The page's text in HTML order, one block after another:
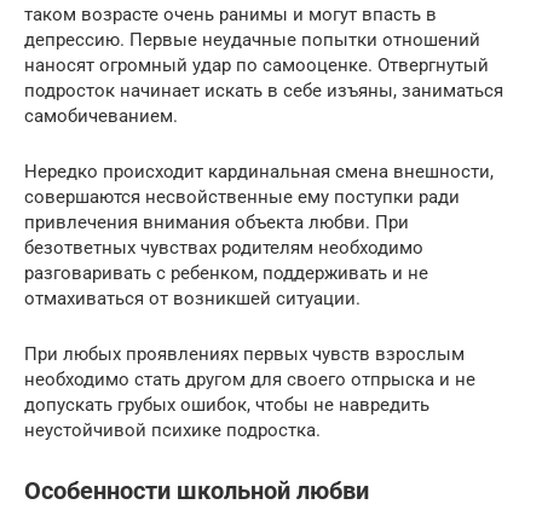
таком возрасте очень ранимы и могут впасть в
депрессию. Первые неудачные попытки отношений
наносят огромный удар по самооценке. Отвергнутый
подросток начинает искать в себе изъяны, заниматься
самобичеванием.
Нередко происходит кардинальная смена внешности,
совершаются несвойственные ему поступки ради
привлечения внимания объекта любви. При
безответных чувствах родителям необходимо
разговаривать с ребенком, поддерживать и не
отмахиваться от возникшей ситуации.
При любых проявлениях первых чувств взрослым
необходимо стать другом для своего отпрыска и не
допускать грубых ошибок, чтобы не навредить
неустойчивой психике подростка.
Особенности школьной любви